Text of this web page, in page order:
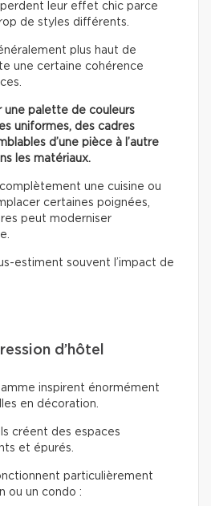
leur effet chic parce
de styles différents.
plus haut de
une certaine cohérence
une palette de couleurs
uniformes, des cadres
d’une pièce à l’autre
les matériaux.
une cuisine ou
certaines poignées,
peut moderniser
estiment souvent l’impact de
d’hôtel
inspirent énormément
en décoration.
créent des espaces
et épurés.
particulièrement
ou un condo :